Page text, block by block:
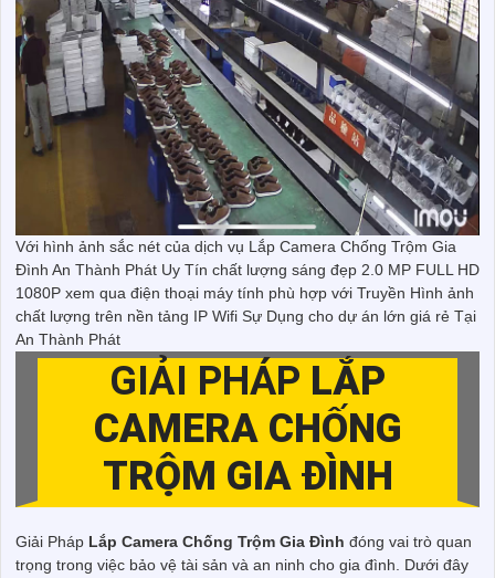
Với hình ảnh sắc nét của dịch vụ Lắp Camera Chống Trộm Gia
Đình An Thành Phát Uy Tín chất lượng sáng đẹp 2.0 MP FULL HD
1080P xem qua điện thoại máy tính phù hợp với Truyền Hình ảnh
chất lượng trên nền tảng IP Wifi Sự Dụng cho dự án lớn giá rẻ Tại
An Thành Phát
GIẢI PHÁP LẮP
CAMERA CHỐNG
TRỘM GIA ĐÌNH
Giải Pháp Lắp Camera Chống Trộm Gia Đình đóng vai trò quan
trọng trong việc bảo vệ tài sản và an ninh cho gia đình. Dưới đây